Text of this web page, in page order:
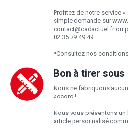
Profitez de notre service
simple demande sur
contact@cadactuel.frou
02.35.79.49.49.
*Consultez nos
Bon à tirer sous
Nous ne fabriquons
accord !
Nous vous présentons un
article personnalisé